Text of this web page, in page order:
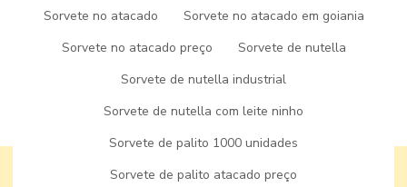
Sorvete no atacado
Sorvete no atacado em goiania
Sorvete no atacado preço
Sorvete de nutella
Sorvete de nutella industrial
Sorvete de nutella com leite ninho
Sorvete de palito 1000 unidades
Sorvete de palito atacado preço
FABRICA DE AÇAI PARA REVENDAENTRE EM CONTATO
(37) 99952-2222